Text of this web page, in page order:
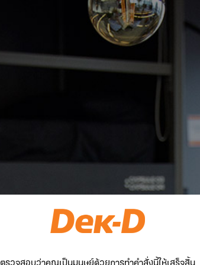
ตรวจสอบว่าคุณเป็นมนุษย์ด้วยการทำคำสั่งนี้ให้เสร็จสิ้น